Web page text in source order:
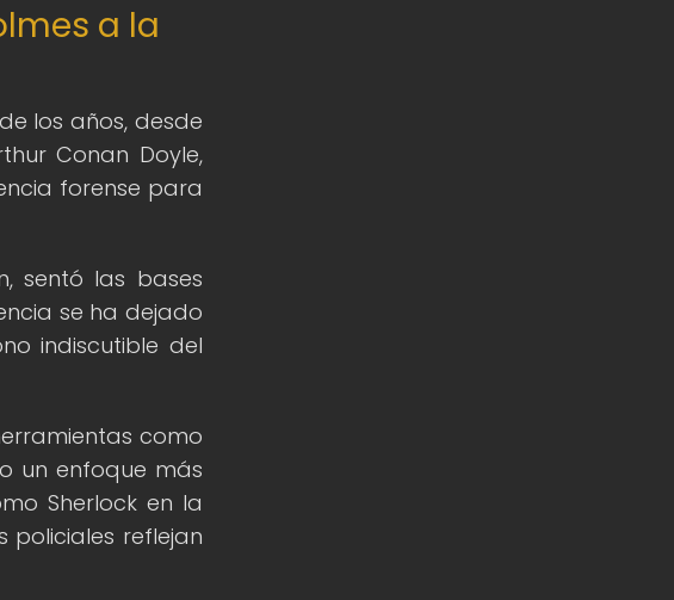
a la
los años, desde
Conan Doyle,
forense para
sentó las bases
se ha dejado
indiscutible del
como
un enfoque más
Sherlock en la
policiales reflejan